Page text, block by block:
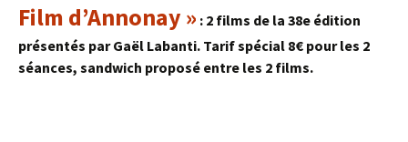
Film d’Annonay » : 2 films de la 38e édition
présentés par Gaël Labanti. Tarif spécial 8€ pour les 2
séances, sandwich proposé entre les 2 films.